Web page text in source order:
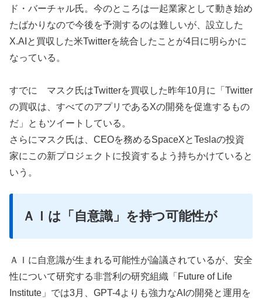
ド・バーチャル氏。今のところは一起業家として動き始め
たばかりなので今後を予測するのは難しいが、設立した
X.AIと買収した米Twitterを統合したことが4日に明らかに
なっている。
すでに マスク氏はTwitterを買収した昨年10月に「Twitter
の買収は、すべてのアプリであるXの開発を促進するもの
だ」ともツイートしている。
さらにマスク氏は、CEOを務めるSpaceXとTeslaの投資
家にこの新プロジェクトに投資するよう持ちかけていると
いう。
ＡＩは「自意識」を持つ可能性が
ＡＩに自意識が生まれる可能性が論議されているが、安全
性について研究する非営利の研究組織「Future of Life
Institute」では3月、GPT-4よりも強力なAIの開発と運用を